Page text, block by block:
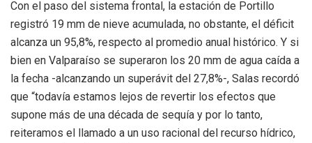
Con el paso del sistema frontal, la estación de Portillo
registró 19 mm de nieve acumulada, no obstante, el déficit
alcanza un 95,8%, respecto al promedio anual histórico. Y si
bien en Valparaíso se superaron los 20 mm de agua caída a
la fecha -alcanzando un superávit del 27,8%-, Salas recordó
que “todavía estamos lejos de revertir los efectos que
supone más de una década de sequía y por lo tanto,
reiteramos el llamado a un uso racional del recurso hídrico,